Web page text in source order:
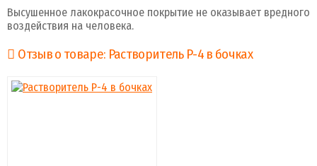
Высушенное лакокрасочное покрытие не оказывает вредного
воздействия на человека.
Отзыв о товаре: Растворитель Р-4 в бочках